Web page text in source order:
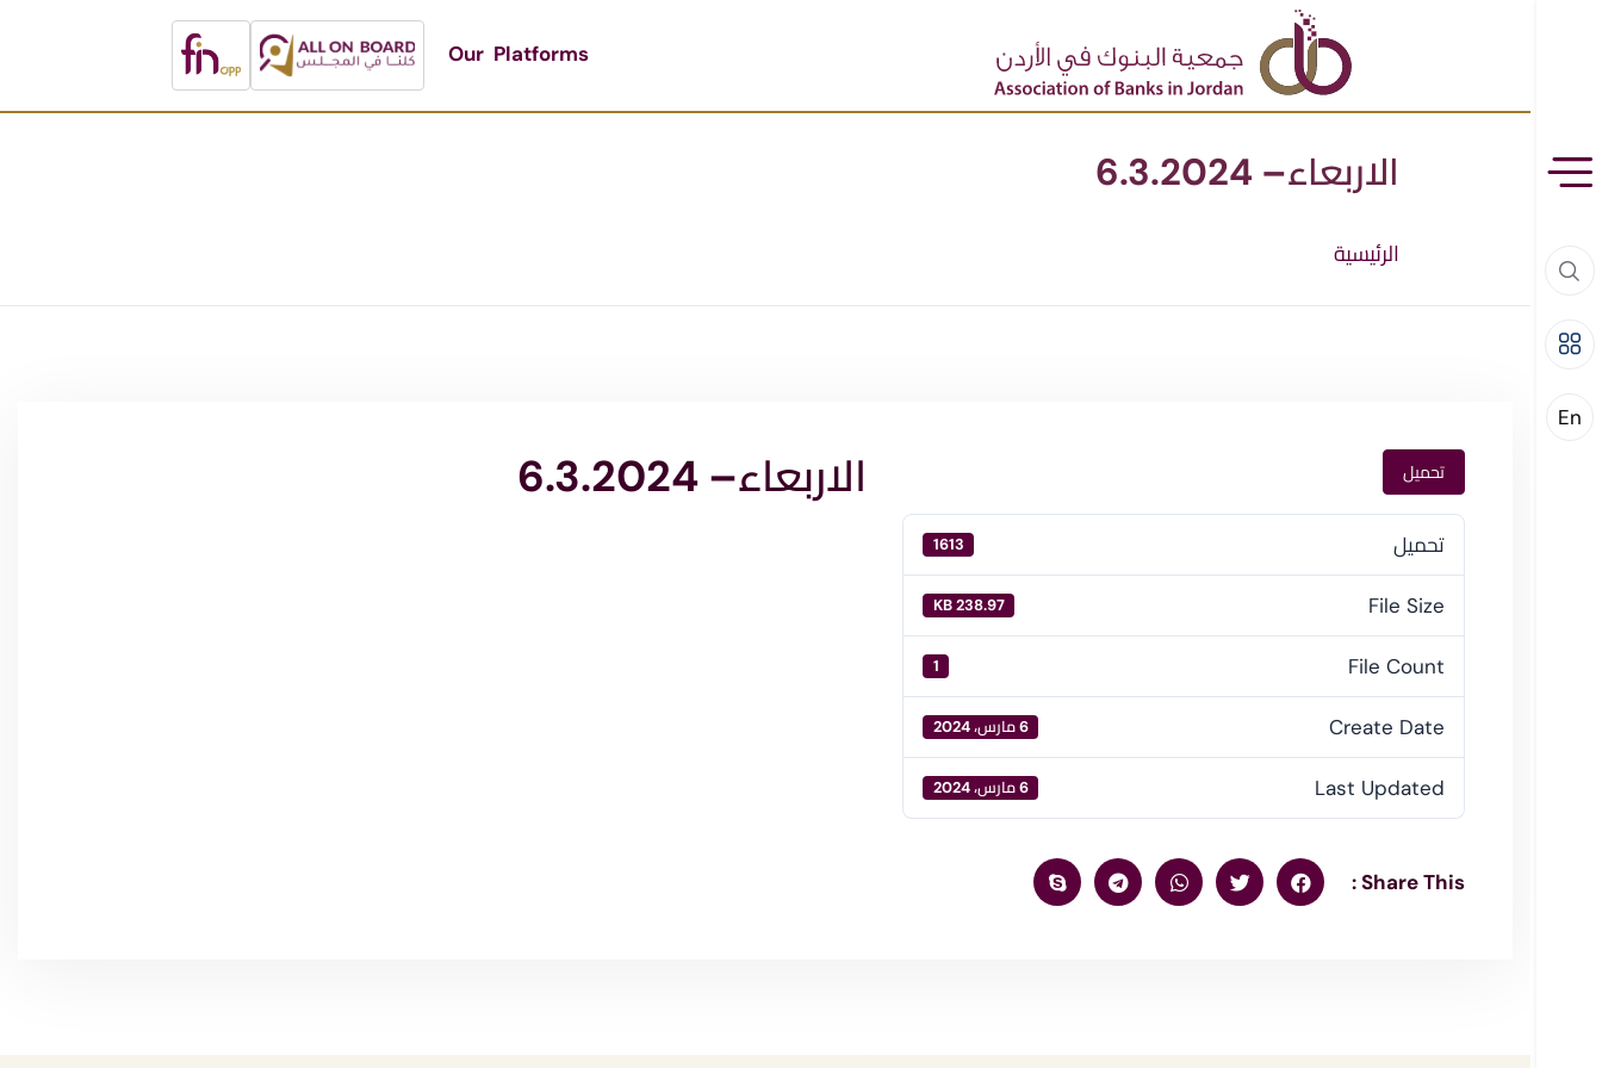
Our Platforms
En
الاربعاء– 6.3.2024
الرئيسية
تحميل
تحميل 1613
File Size
238.97 KB
File Count
1
Create Date 6 مارس، 2024
Last Updated 6 مارس، 2024
الاربعاء– 6.3.2024
Share This :